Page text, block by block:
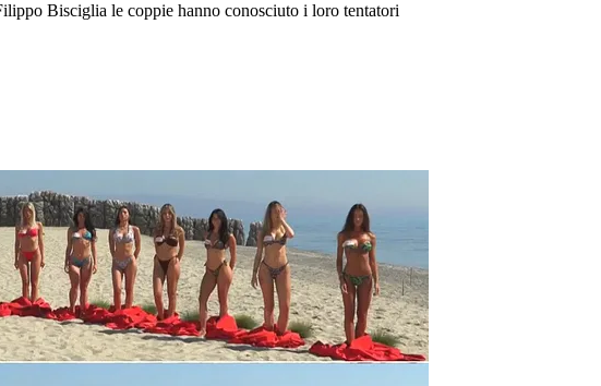
Bisciglia le coppie hanno conosciuto i loro tentatori